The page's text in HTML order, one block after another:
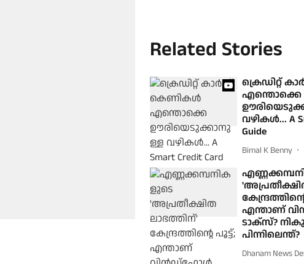
Related Stories
ക്രെഡിറ്റ്
എന്തൊക്കെ
വഴികള്‍... A
Guide
Bimal K Benny
എന്താണ്
ടാക്‌സ്?
പിന്നിലെന്ത്?
Dhanam News